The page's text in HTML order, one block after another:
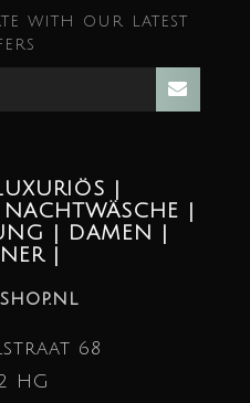
with our latest
|
|
| DAMEN |
|
68
HG